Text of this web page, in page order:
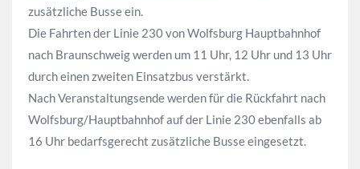
zusätzliche Busse ein.
Die Fahrten der Linie 230 von Wolfsburg Hauptbahnhof
nach Braunschweig werden um 11 Uhr, 12 Uhr und 13 Uhr
durch einen zweiten Einsatzbus verstärkt.
Nach Veranstaltungsende werden für die Rückfahrt nach
Wolfsburg/Hauptbahnhof auf der Linie 230 ebenfalls ab
16 Uhr bedarfsgerecht zusätzliche Busse eingesetzt.